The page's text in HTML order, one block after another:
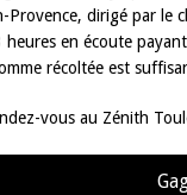
Provence, dirigé par le
en écoute
récoltée est
vous au Zénith